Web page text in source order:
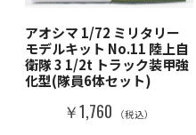
アオシマ 1/72 ミリタリー
モデルキット No.11 陸上自
衛隊 3 1/2t トラック装甲強
化型(隊員6体セット)
￥1,760 （税込）